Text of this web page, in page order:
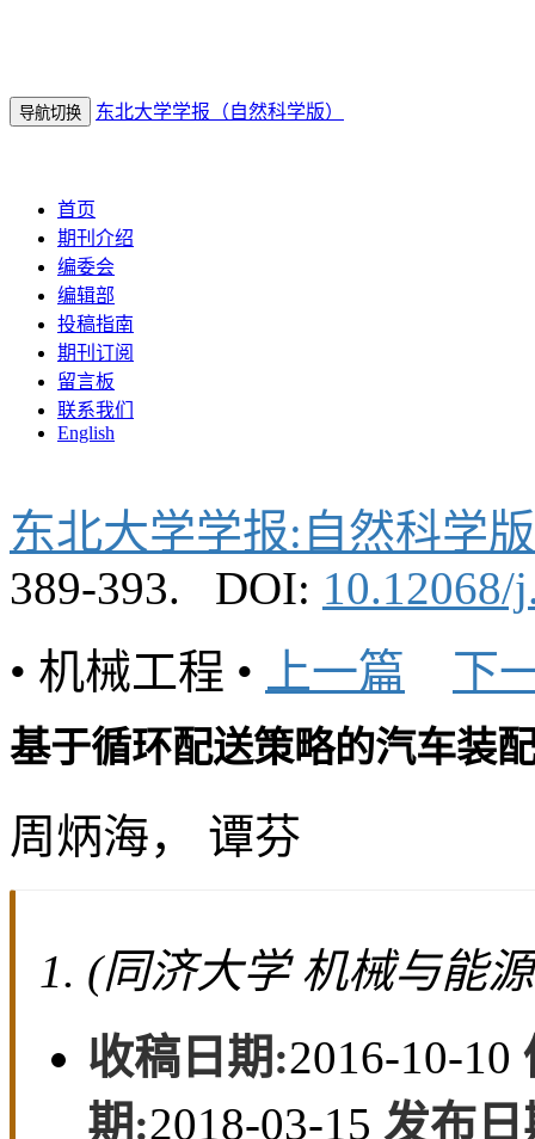
导航切换
2026年8月9日 星期日
首页
期刊介绍
编委会
编辑部
投稿指南
联系我们
English
东北大学学报:自然科学版
389-393.
DOI:10.12068/
• 机械工程 • 上一篇 下
基于循环配送策略的汽车装
周炳海， 谭芬
(同济大学 机械与能